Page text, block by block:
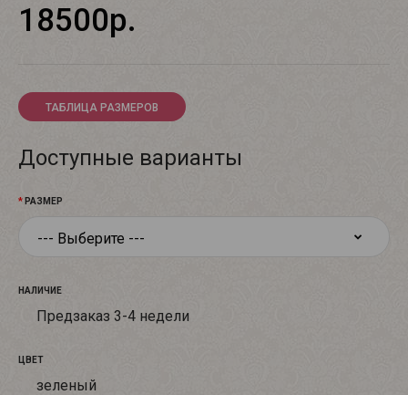
18500р.
ТАБЛИЦА РАЗМЕРОВ
Доступные варианты
РАЗМЕР
НАЛИЧИЕ
Предзаказ 3-4 недели
ЦВЕТ
зеленый